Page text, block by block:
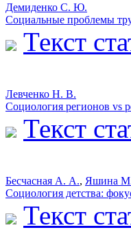
Демиденко С. Ю.
Социальные проблемы
Текст
Левченко Н. В.
Социология регионов vs
Текст
Бесчасная А. А., Яшина
Социология детства:
Текст